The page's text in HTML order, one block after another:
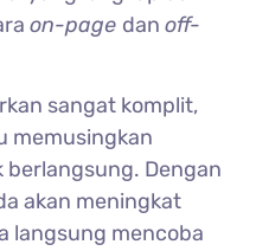
on-page danoff-
sangat komplit,
memusingkan
berlangsung. Dengan
akan meningkat
langsung mencoba